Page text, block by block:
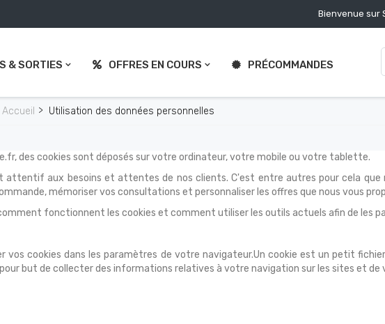
Bienvenue sur
& SORTIES OFFRES EN COURS PRÉCOMMANDES
Accueil Utilisation des données personnelles
des cookies sont déposés sur votre ordinateur, votre mobile ou votre tablette.
aux besoins et attentes de nos clients. C'est entre autres pour cela que
mémoriser vos consultations et personnaliser les offres que nous vous
fonctionnent les cookies et comment utiliser les outils actuels afin de les
vos cookies dans les paramètres de votre navigateur.Un cookie est un petit
but de collecter des informations relatives à votre navigation sur les sites et de